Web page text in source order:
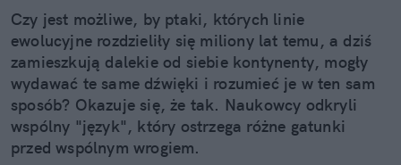
Czy jest możliwe, by ptaki, których linie
ewolucyjne rozdzieliły się miliony lat temu, a dziś
zamieszkują dalekie od siebie kontynenty, mogły
wydawać te same dźwięki i rozumieć je w ten sam
sposób? Okazuje się, że tak. Naukowcy odkryli
wspólny "język", który ostrzega różne gatunki
przed wspólnym wrogiem.